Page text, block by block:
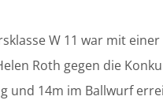
W 11 war mit
Roth gegen die
und 14m im Ballwurf